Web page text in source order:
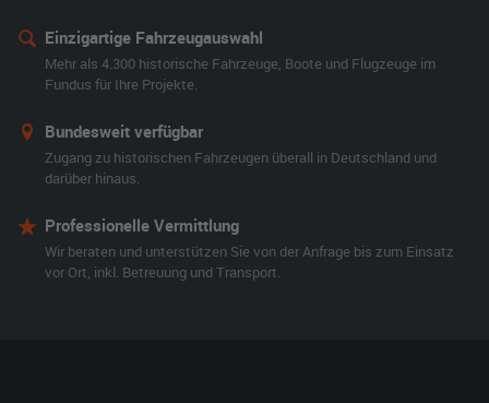
Einzigartige Fahrzeugauswahl
Mehr als 4.300 historische Fahrzeuge, Boote und Flugzeuge im
Fundus für Ihre Projekte.
Bundesweit verfügbar
Zugang zu historischen Fahrzeugen überall in Deutschland und
darüber hinaus.
Professionelle Vermittlung
Wir beraten und unterstützen Sie von der Anfrage bis zum Einsatz
vor Ort, inkl. Betreuung und Transport.